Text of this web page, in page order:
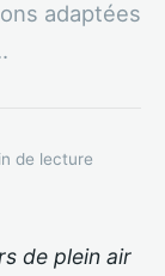
adaptées
de lecture
de plein air